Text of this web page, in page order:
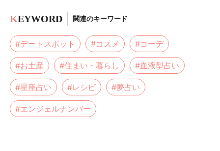
KEYWORD 関連のキーワード
#デートスポット #コスメ #コーデ
#お土産 #住まい・暮らし #血液型占い
#星座占い #レシピ #夢占い
#エンジェルナンバー